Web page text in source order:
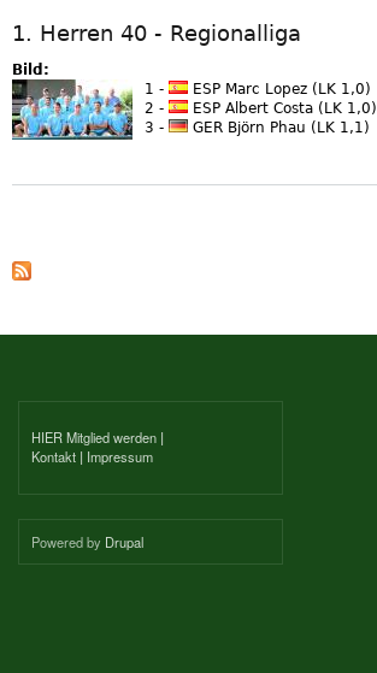
1. Herren 40 - Regionalliga
Bild:
1 -
ESP Marc Lopez (LK 1,0)
2 -
ESP Albert Costa (LK 1,0)
3 -
GER Björn Phau (LK 1,1)
HIER Mitglied werden |
Kontakt | Impressum
Powered by Drupal